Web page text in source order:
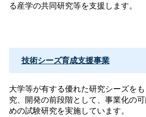
る産学の共同研究等を支援します。
技術シーズ育成支援事業
大学等が有する優れた研究シーズを
究、開発の前段階として、事業化の
めの試験研究を実施しています。